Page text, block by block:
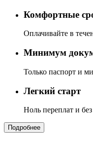
Комфортные
Оплачивайте в
Минимум
Только паспорт и
Легкий старт
Ноль переплат и
Подробнее